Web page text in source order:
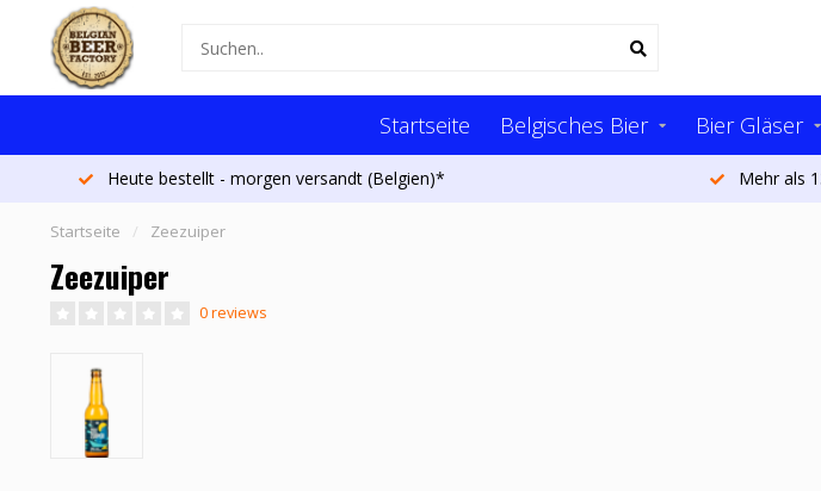
Startseite Belgisches Bier Bier Gläser
Heute bestellt - morgen versandt (Belgien)* Mehr als
Startseite / Zeezuiper
Zeezuiper
0 reviews